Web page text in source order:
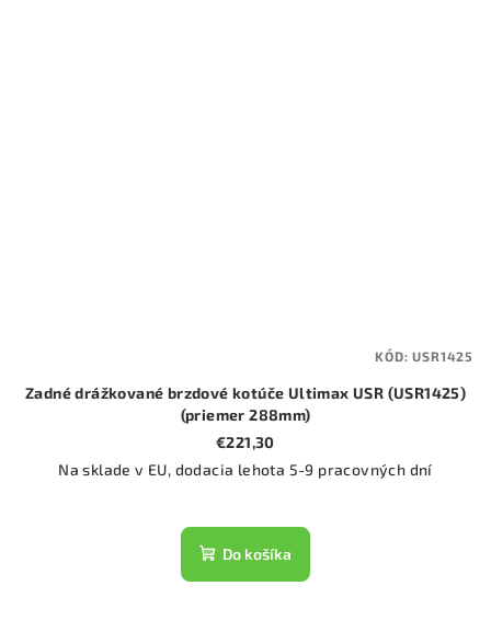
Zadné drážkované brzdové kotúče Ultimax USR (USR1425)
(priemer 288mm)
€221,30
Na sklade v EU, dodacia lehota 5-9 pracovných dní
Do košíka
KÓD:USR1425